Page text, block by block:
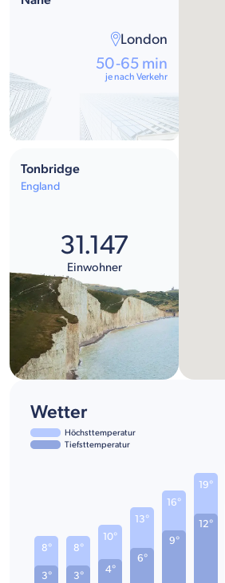
London
50-65 min
je nach Verkehr
Tonbridge
England
31.147
Einwohner
Wetter
Höchsttemperatur
Tiefsttemperatur
3°
8°
3°
8°
4°
10°
6°
13°
9°
16°
12°
19°